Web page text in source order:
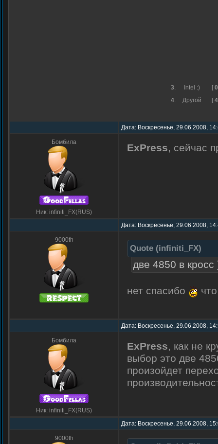
3. Intel :) [ 0
4. Другой [ 4
Дата: Воскресенье, 29.06.2008,
Бомбила
Ник: infiniti_FX(RUS)
ExPress, сейчас
Дата: Воскресенье, 29.06.2008,
9000th
Quote (infiniti_FX)
две 4850 в кросс
нет спасибо
Дата: Воскресенье, 29.06.2008,
Бомбила
Ник: infiniti_FX(RUS)
ExPress, как не
выбор это две
произойдет
Дата: Воскресенье, 29.06.2008,
9000th